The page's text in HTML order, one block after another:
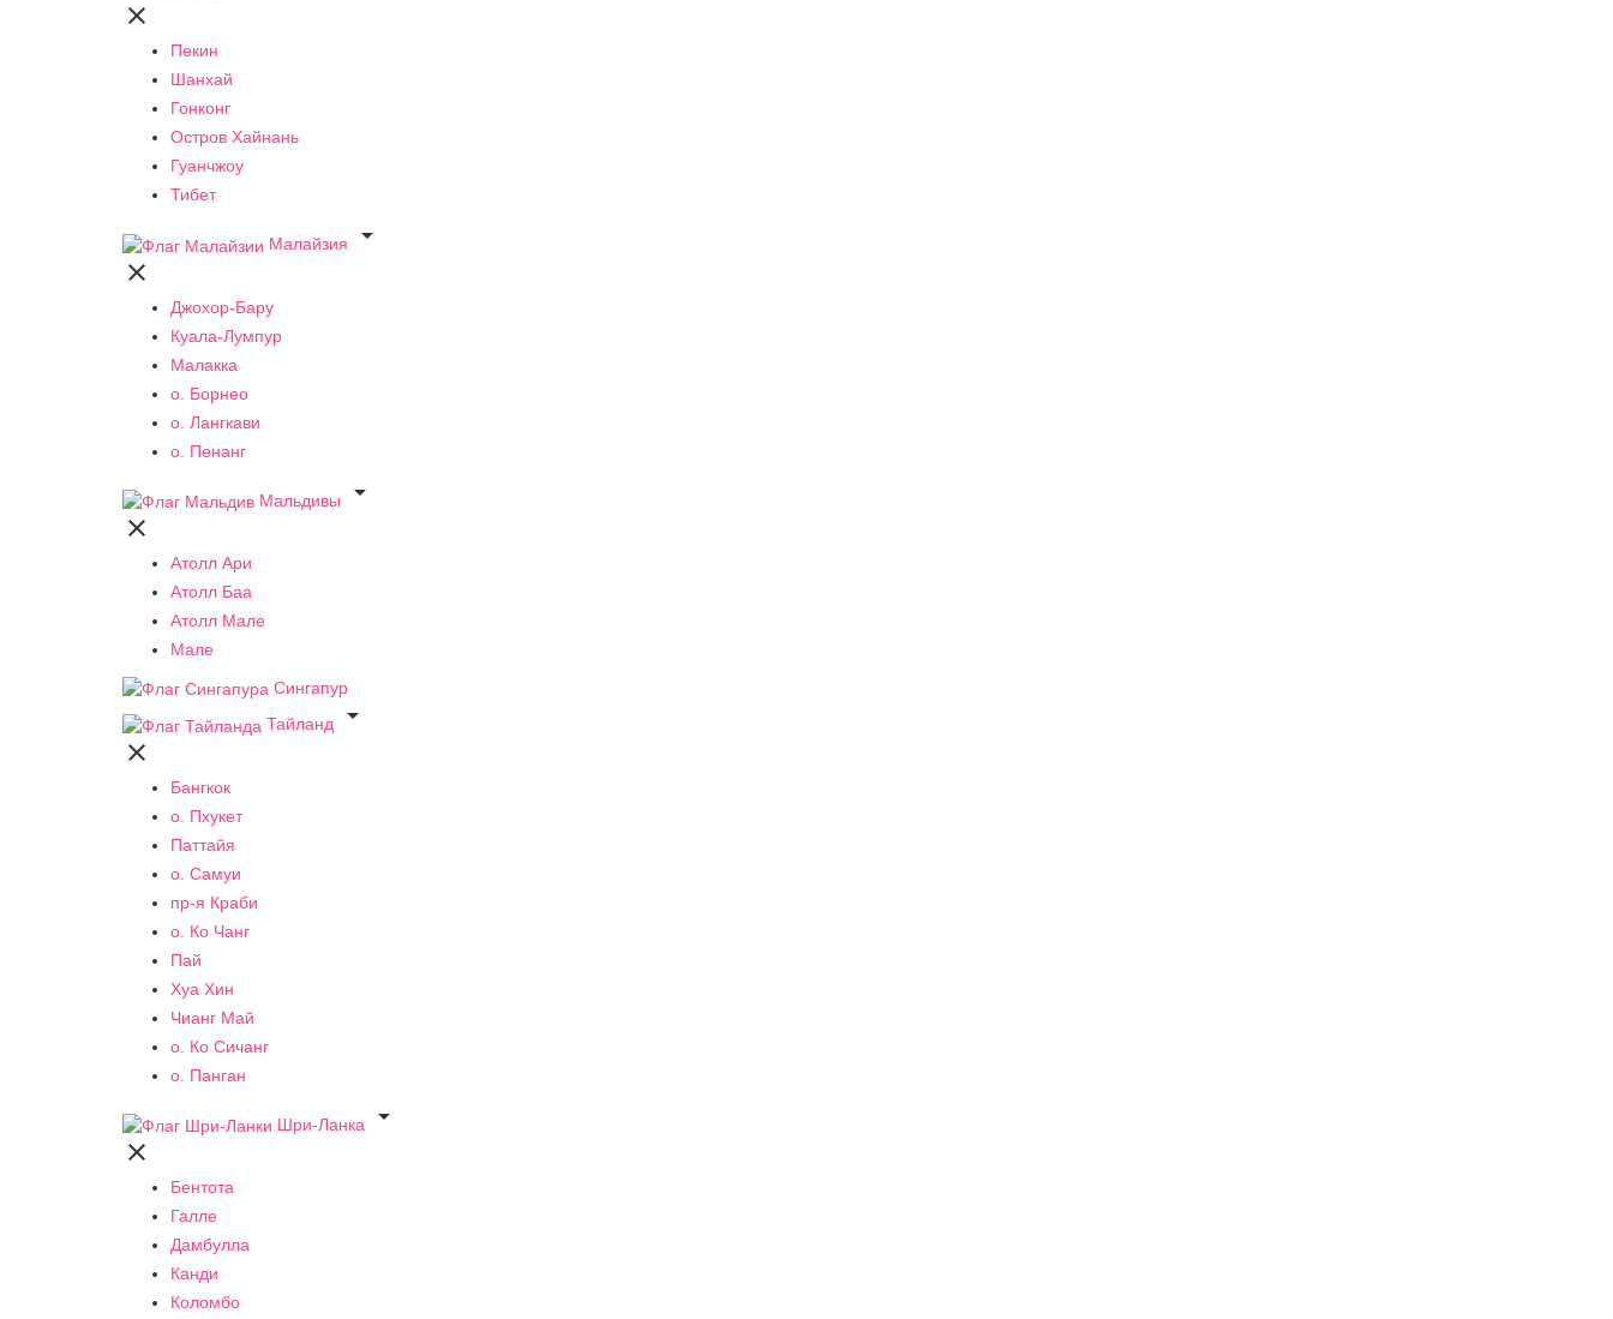

Пекин
Шанхай
Гонконг
Остров Хайнань
Гуанчжоу
Тибет
Малайзия


Джохор-Бару
Куала-Лумпур
Малакка
о. Борнео
о. Лангкави
о. Пенанг
Мальдивы


Атолл Ари
Атолл Баа
Атолл Мале
Мале
Сингапур
Тайланд


Бангкок
о. Пхукет
Паттайя
о. Самуи
пр-я Краби
о. Ко Чанг
Пай
Хуа Хин
Чианг Май
о. Ко Сичанг
о. Панган
Шри-Ланка


Бентота
Галле
Дамбулла
Канди
Коломбо